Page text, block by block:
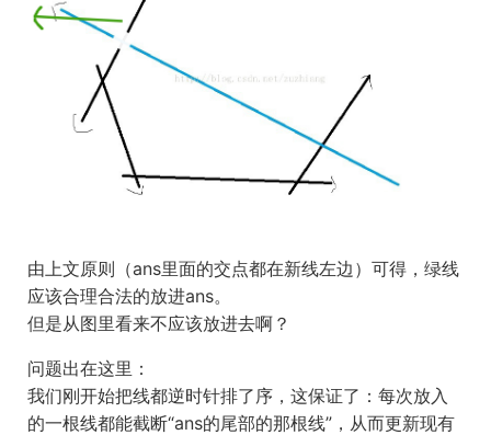
由上文原则（ans里面的交点都在新线左边）可得，绿线
应该合理合法的放进ans。
但是从图里看来不应该放进去啊？
问题出在这里：
我们刚开始把线都逆时针排了序，这保证了：每次放入
的一根线都能截断“ans的尾部的那根线”，从而更新现有